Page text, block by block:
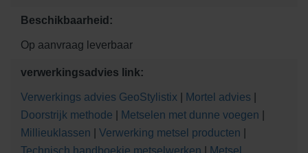
Beschikbaarheid:
Op aanvraag leverbaar
verwerkingsadvies link:
Verwerkings advies GeoStylistix Mortel advies
Doorstrijk methode
Metselen met dunne voegen
Millieuklassen
Verwerking metsel producten
Technisch handboekje metselwerken
Metsel